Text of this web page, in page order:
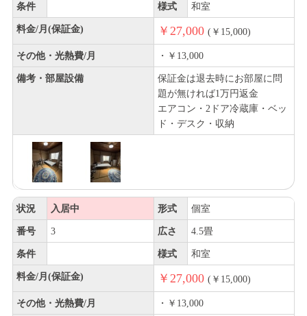
条件 様式 和室
料金/月(保証金) ￥27,000 (￥15,000)
その他・光熱費/月 ・￥13,000
備考・部屋設備
保証金は退去時にお部屋に問
題が無ければ1万円返金
エアコン・2ドア冷蔵庫・ベッ
ド・デスク・収納
状況 入居中 形式 個室
番号 3 広さ 4.5畳
条件 様式 和室
料金/月(保証金) ￥27,000 (￥15,000)
その他・光熱費/月 ・￥13,000